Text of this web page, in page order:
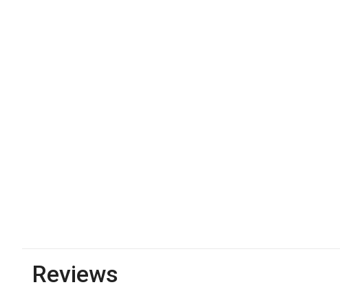
Reviews